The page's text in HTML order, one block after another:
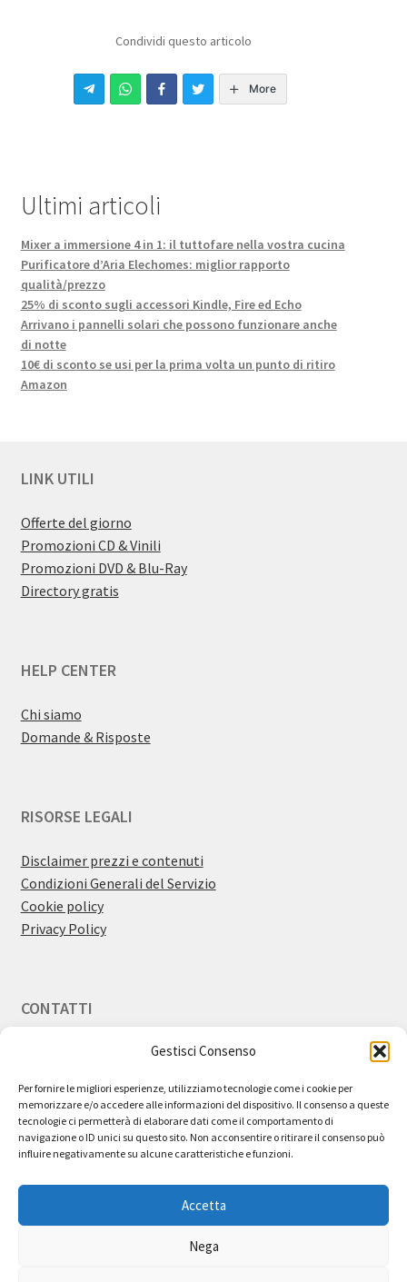
Gestisci Consenso
Per fornire le migliori esperienze, utilizziamo tecnologie come i cookie per
memorizzare e/o accedere alle informazioni del dispositivo. Il consenso a queste
tecnologie ci permetterà di elaborare dati come il comportamento di
navigazione o ID unici su questo sito. Non acconsentire o ritirare il consenso può
influire negativamente su alcune caratteristiche e funzioni.
Accetta
Nega
Condividi questo articolo
More
Ultimi articoli
Mixer a immersione 4 in 1: il tuttofare nella vostra cucina
Purificatore d’Aria Elechomes: miglior rapporto
qualità/prezzo
25% di sconto sugli accessori Kindle, Fire ed Echo
Arrivano i pannelli solari che possono funzionare anche
di notte
10€ di sconto se usi per la prima volta un punto di ritiro
Amazon
LINK UTILI
Offerte del giorno
Promozioni CD & Vinili
Promozioni DVD & Blu-Ray
Directory gratis
HELP CENTER
Chi siamo
Domande & Risposte
RISORSE LEGALI
Disclaimer prezzi e contenuti
Condizioni Generali del Servizio
Cookie policy
Privacy Policy
CONTATTI
info@bestdiscount.it
funzionalità esterne. Questi ultimi vengono inviati al tuo browser
direttamente dalle terze parti, che ne sono responsabili.
Cliccando su "Accetta tutti" acconsenti all'utilizzo di tutti i cookies.
Cliccando su "Impostazioni Cookie" potrai fornire o negare il